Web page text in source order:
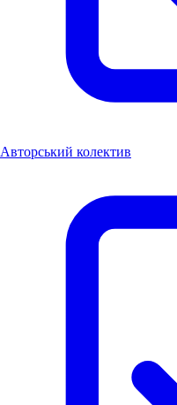
Авторський колектив